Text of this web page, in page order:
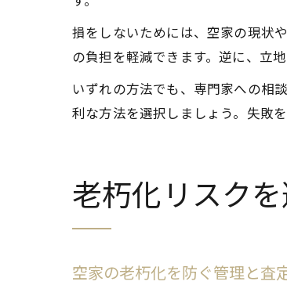
損をしないためには、空家の現状
の負担を軽減できます。逆に、立
いずれの方法でも、専門家への相
利な方法を選択しましょう。失敗
老朽化リスク
空家の老朽化を防ぐ管理と査